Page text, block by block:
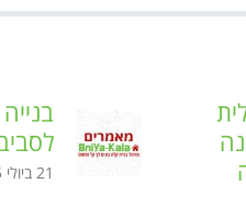
21 ביולי 2015